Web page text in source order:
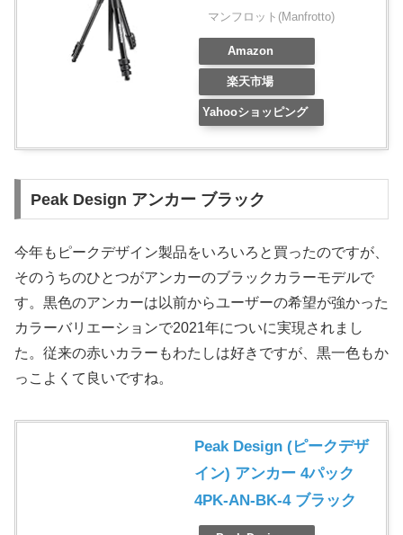
マンフロット(Manfrotto)
Amazon
楽天市場
Yahooショッピング
Peak Design アンカー ブラック
今年もピークデザイン製品をいろいろと買ったのですが、
そのうちのひとつがアンカーのブラックカラーモデルで
す。黒色のアンカーは以前からユーザーの希望が強かった
カラーバリエーションで2021年についに実現されまし
た。従来の赤いカラーもわたしは好きですが、黒一色もか
っこよくて良いですね。
Peak Design (ピークデザ
イン) アンカー 4パック
4PK-AN-BK-4 ブラック